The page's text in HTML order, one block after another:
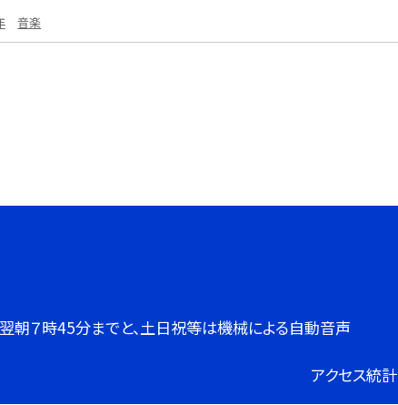
音楽
７時45分までと、土日祝等は機械による自動音声
アクセス統計